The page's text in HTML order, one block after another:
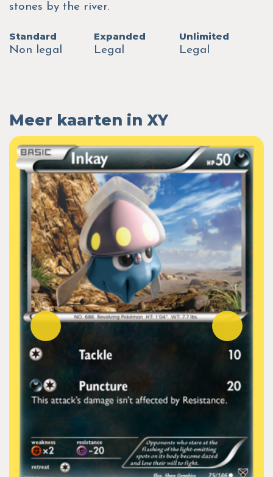
stones by the river.
Standard
Non legal
Expanded
Legal
Unlimited
Legal
Meer kaarten in XY